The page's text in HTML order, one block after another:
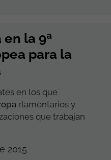
en la 9ª
para la
en los que
rlamentarios y
que trabajan
2015